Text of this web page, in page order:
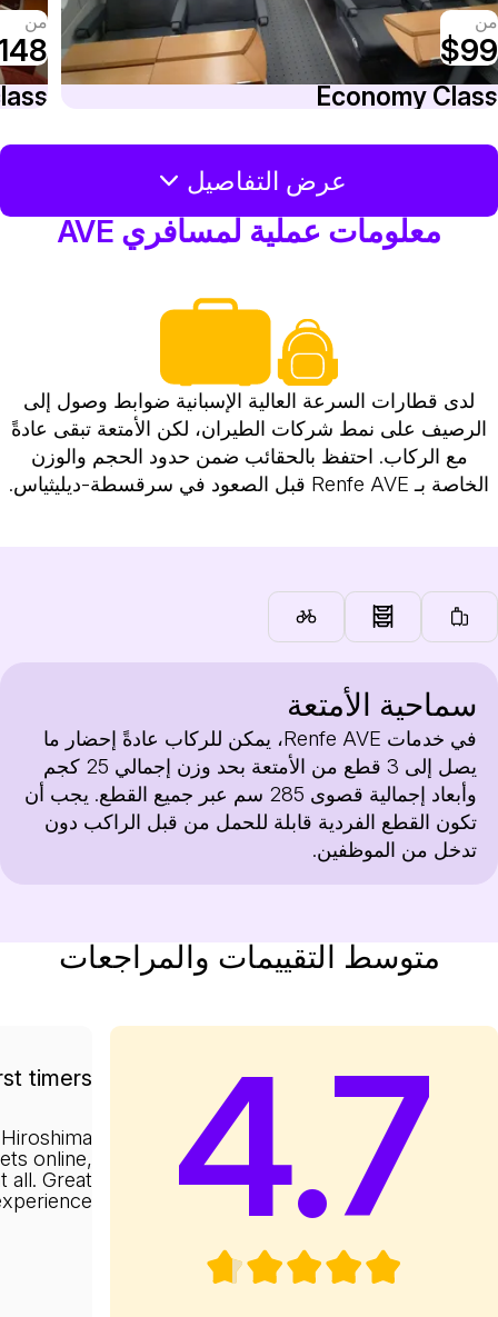
Economy
من
عرض التفاصيل
معلومات عملية لمسافري AVE
لدى قطارات السرعة العالية الإسبانية ضوابط وصول إلى
الرصيف على نمط شركات الطيران، لكن الأمتعة تبقى عادةً
مع الركاب. احتفظ بالحقائب ضمن حدود الحجم والوزن
الخاصة بـ Renfe AVE قبل الصعود في سرقسطة-ديليثياس.
سماحية الأمتعة
في خدمات Renfe AVE، يمكن للركاب عادةً إحضار ما
يصل إلى 3 قطع من الأمتعة بحد وزن إجمالي 25 كجم
وأبعاد إجمالية قصوى 285 سم عبر جميع القطع. يجب أن
تكون القطع الفردية قابلة للحمل من قبل الراكب دون
تدخل من الموظفين.
متوسط التقييمات والمراجعات
4.7
timers
online,
all. Great